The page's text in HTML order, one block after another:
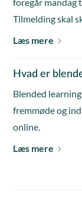
Tilmelding skal
Læs mere
Hvad er
Blended
fremmøde og
online.
Læs mere